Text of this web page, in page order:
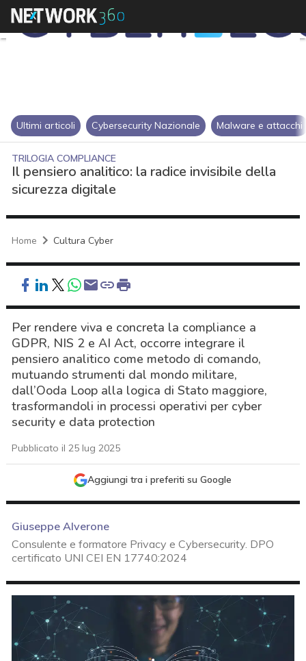
Ultimi articoli Cybersecurity Nazionale Malware e attacchi
TRILOGIA COMPLIANCE
Il pensiero analitico: la radice invisibile della
sicurezza digitale
Home Cultura Cyber
Per rendere viva e concreta la compliance a
GDPR, NIS 2 e AI Act, occorre integrare il
pensiero analitico come metodo di comando,
mutuando strumenti dal mondo militare,
dall’Ooda Loop alla logica di Stato maggiore,
trasformandoli in processi operativi per cyber
security e data protection
Pubblicato il 25 lug 2025
Aggiungi tra i preferiti su Google
Giuseppe Alverone
Consulente e formatore Privacy e Cybersecurity. DPO
certificato UNI CEI EN 17740:2024